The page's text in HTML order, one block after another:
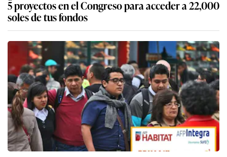
5 proyectos en el Congreso para acceder a 22,000
soles de tus fondos